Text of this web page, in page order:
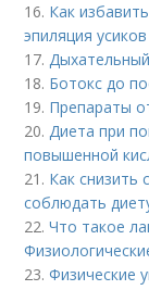
16. Как
эпиляция усиков
17.
18. Ботокс до
19. Препараты
20.Диета при
повышенной
21. Как снизить
соблюдать
22.Что такое
23.Физические